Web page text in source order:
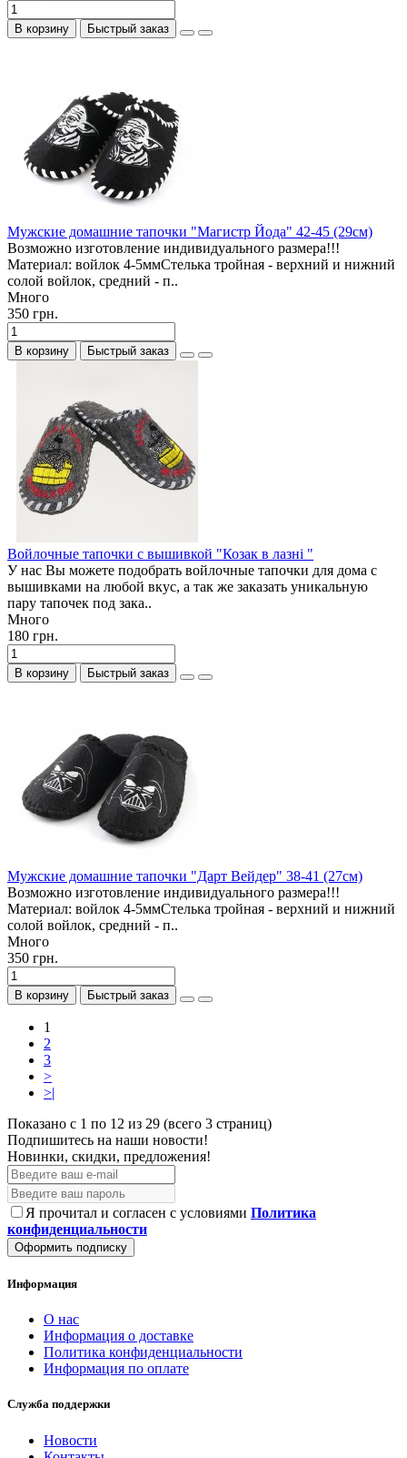
В корзину Быстрый заказ
Мужские домашние тапочки "Магистр Йода" 42-45 (29см)
Возможно изготовление индивидуального размера!!!
Материал: войлок 4-5ммСтелька тройная - верхний и нижний
солой войлок, средний - п..
Много
350 грн.
В корзину Быстрый заказ
Войлочные тапочки с вышивкой "Козак в лазні "
У нас Вы можете подобрать войлочные тапочки для дома с
вышивками на любой вкус, а так же заказать уникальную
пару тапочек под зака..
Много
180 грн.
В корзину Быстрый заказ
Мужские домашние тапочки "Дарт Вейдер" 38-41 (27см)
Возможно изготовление индивидуального размера!!!
Материал: войлок 4-5ммСтелька тройная - верхний и нижний
солой войлок, средний - п..
Много
350 грн.
В корзину Быстрый заказ
1
2
3
>
>|
Показано с 1 по 12 из 29 (всего 3 страниц)
Подпишитесь на наши новости!
Новинки, скидки, предложения!
Я прочитал и согласен с условиями Политика
конфиденциальности
Оформить подписку
Информация
О нас
Информация о доставке
Политика конфиденциальности
Информация по оплате
Служба поддержки
Новости